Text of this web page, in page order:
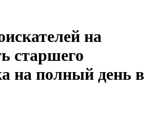
на
старшего
на полный день в